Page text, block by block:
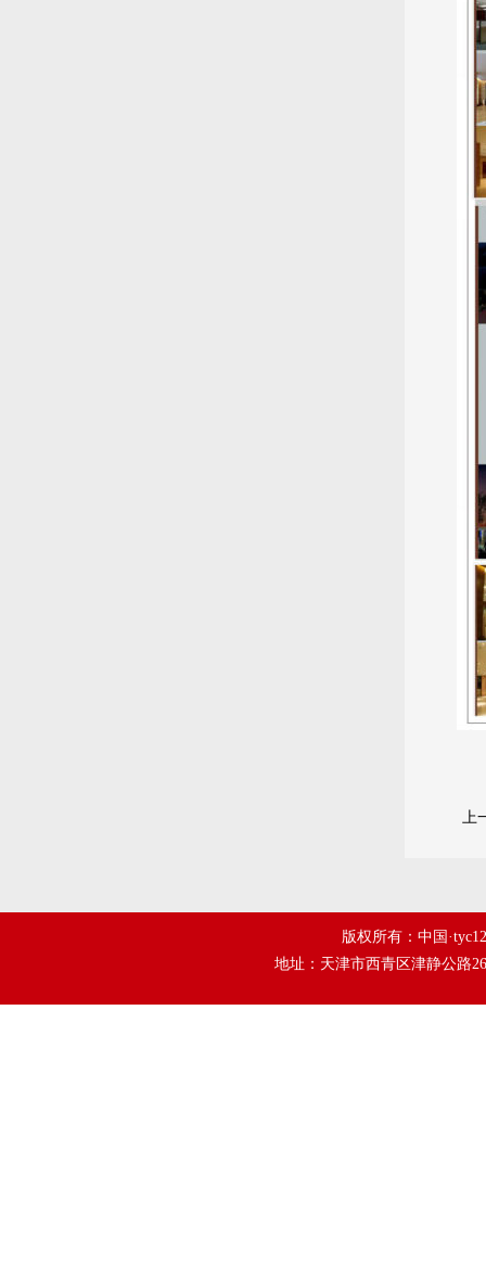
上
版权所有：中国
地址：天津市西青区津静公路